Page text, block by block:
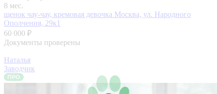
8 мес.
щенок чау-чау, кремовая девочка Москва, ул. Народного
Ополчения, 29к1
60 000 ₽
Документы проверены
Наталья
Заводчик